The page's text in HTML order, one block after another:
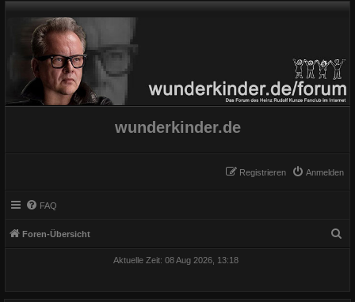
wunderkinder.de
Anmelden
Registrieren
FAQ
Foren-Übersicht
Aktuelle Zeit: 08 Aug 2026, 13:18